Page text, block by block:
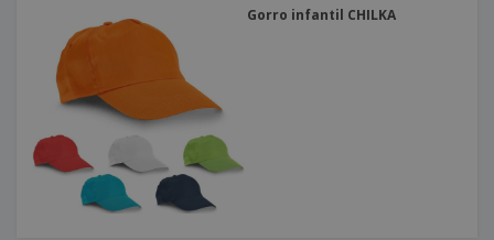
Gorro infantil CHILKA